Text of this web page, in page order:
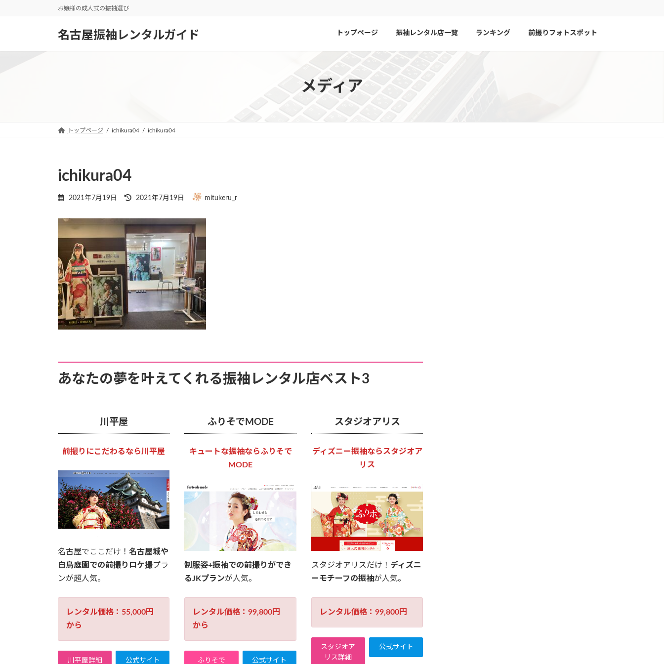
お嬢様の成人式の振袖選び
名古屋振袖レンタルガイド トップページ 振袖レンタル店一覧 ランキング 前撮りフォトスポット
メディア
トップページ ichikura04 ichikura04
ichikura04
2021年7月19日
最
新
日
時
:
2021年7月19日 mitukeru_r
あなたの夢を叶えてくれる振袖レンタル店ベスト3
川平屋
前撮りにこだわるなら川平屋
名古屋でここだけ！ 名古屋城や
白鳥庭園での前撮りロケ撮プラ
ンが超人気。
レンタル価格：55,000円
から
川平屋詳細 公式サイト
ふりそでMODE
キュートな振袖ならふりそで
MODE
制服姿+振袖での前撮りができ
るJKプランが人気。
レンタル価格：99,800円
から
ふりそで 公式サイト
スタジオアリス
ディズニー振袖ならスタジオア
リス
スタジオアリスだけ！ ディズニ
ーモチーフの振袖が人気。
レンタル価格：99,800円
スタジオア
リス詳細
公式サイト